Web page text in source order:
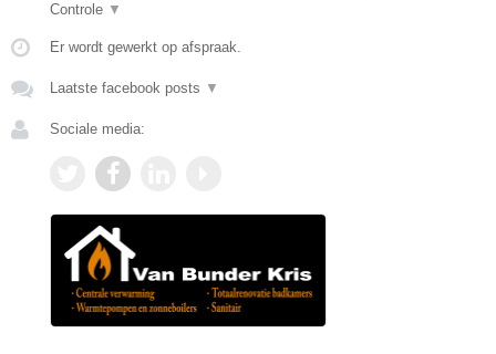
Controle ▼
Er wordt gewerkt op afspraak.
Laatste facebook posts ▼
Sociale media: